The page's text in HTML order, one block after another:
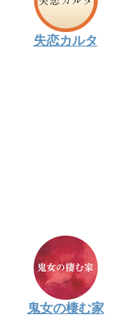
失恋カルタ
鬼女の棲む家